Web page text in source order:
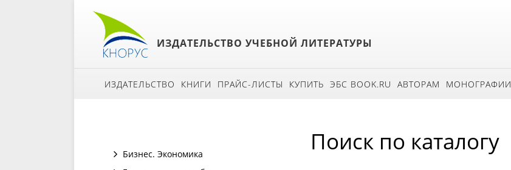
ИЗДАТЕЛЬСТВО УЧЕБНОЙ ЛИТЕРАТУРЫ
ИЗДАТЕЛЬСТВО КНИГИ ПРАЙС-ЛИСТЫ КУПИТЬ ЭБС BOOK.RU АВТОРАМ МОНОГРАФИИ
Бизнес. Экономика
Поиск по каталогу